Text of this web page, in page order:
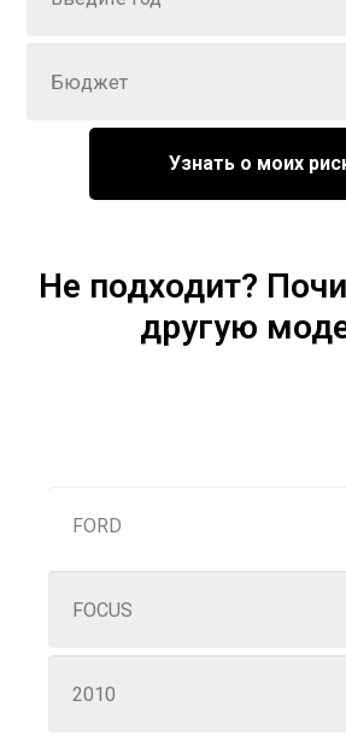
Узнать о моих
Не подходит?
другую